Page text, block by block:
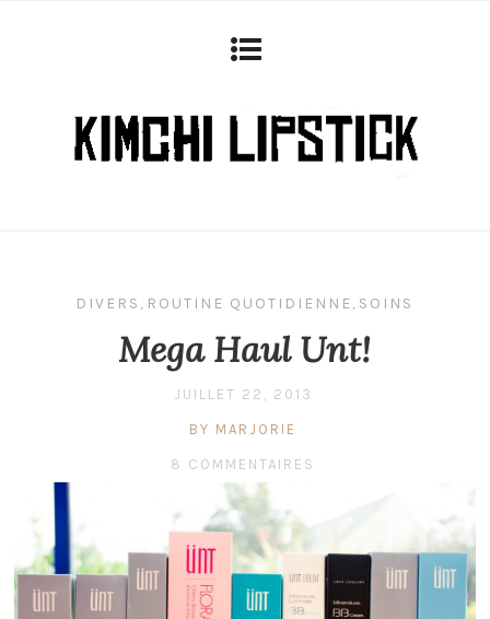
DIVERS , ROUTINE QUOTIDIENNE, SOINS
Mega Haul Unt!
JUILLET 22, 2013
BY MARJORIE
8 COMMENTAIRES